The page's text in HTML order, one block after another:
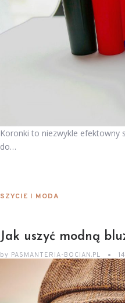
Koronki to niezwykle efektowny
do…
SZYCIE I MODA
Jak uszyć modną
by PASMANTERIA-BOCIAN.PL